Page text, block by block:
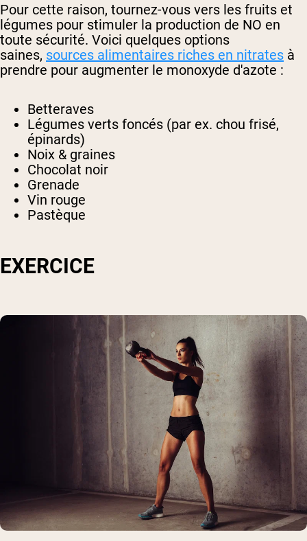
Pour cette raison, tournez-vous vers les fruits et
légumes pour stimuler la production de NO en
toute sécurité. Voici quelques options
saines, sources alimentaires riches en nitrates à
prendre pour augmenter le monoxyde d'azote :
Betteraves
Légumes verts foncés (par ex. chou frisé,
épinards)
Noix & graines
Chocolat noir
Grenade
Vin rouge
Pastèque
EXERCICE